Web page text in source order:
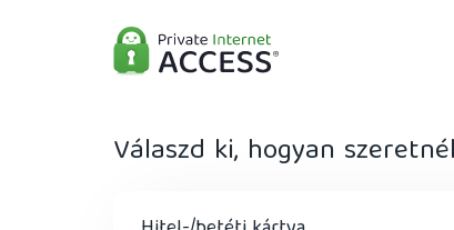
Válaszd ki, hogyan